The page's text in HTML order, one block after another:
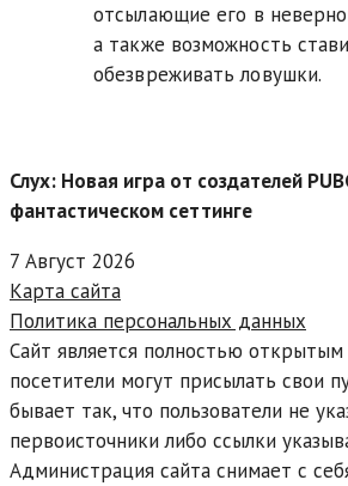
отсылающие его в
а также возможность
обезвреживать ловушки.
Слух: Новая игра от создателей
фантастическом сеттинге
7 Август 2026
Карта сайта
Политика персональных данных
Сайт является полностью
посетители могут присылать свои
бывает так, что пользователи не
первоисточники либо ссылки
Администрация сайта снимает с